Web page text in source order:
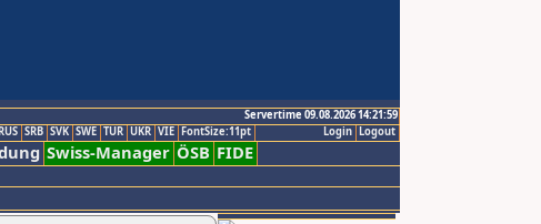
Servertime 09.08.2026 14:21:59
Logout
Login
SRB SVK SWE TUR UKR VIE FontSize:11pt
Swiss-Manager ÖSB FIDE